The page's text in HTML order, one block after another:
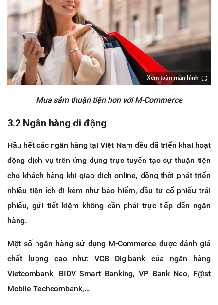
Xem toàn màn hình
Mua sắm thuận tiện hơn với M-Commerce
3.2 Ngân hàng di động
Hầu hết các ngân hàng tại Việt Nam đều đã triển khai hoạt
động dịch vụ trên ứng dụng trực tuyến tạo sự thuận tiện
cho khách hàng khi giao dịch online, đồng thời phát triển
nhiều tiện ích đi kèm như bảo hiểm, đầu tư cổ phiếu trái
phiếu, gửi tiết kiệm không cần phải trực tiếp đến ngân
hàng.
Một số ngân hàng sử dụng M-Commerce được đánh giá
chất lượng cao như: VCB Digibank của ngân hàng
Vietcombank, BIDV Smart Banking, VP Bank Neo, F@st
Mobile Techcombank,…